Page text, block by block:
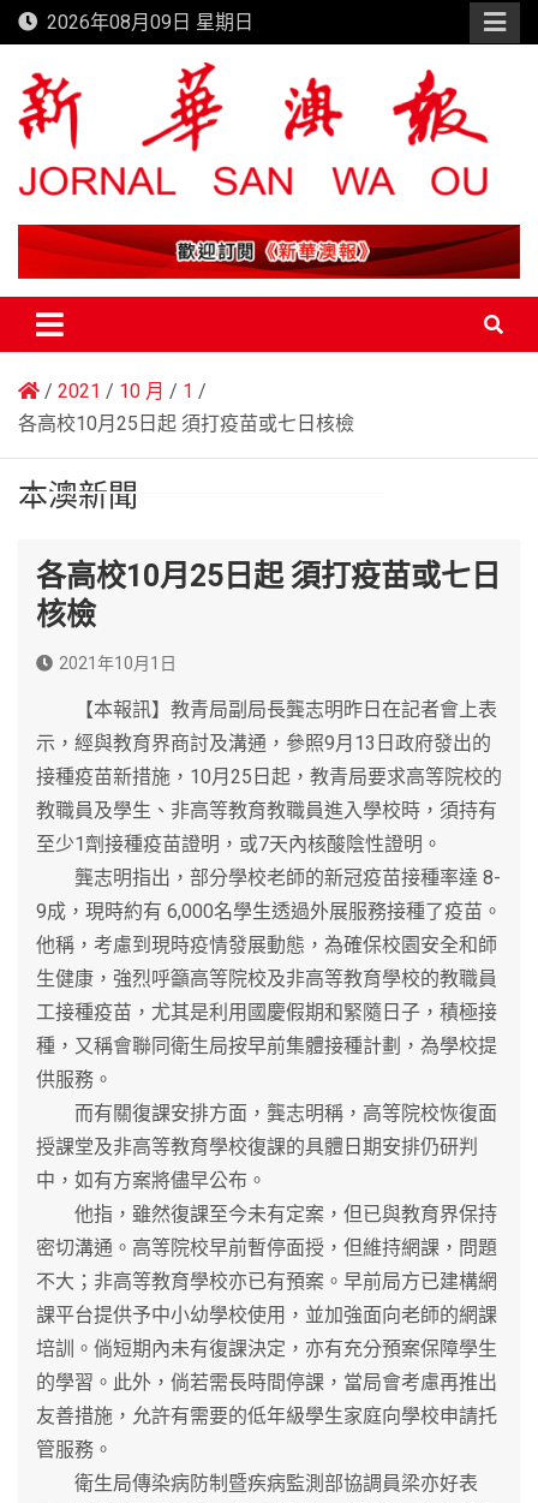
Skip
to
content
2026年08月09日 星期日
新華澳報
2021 10 月
1
各高校10月25日起 須打疫苗或七日核檢
本澳新聞
各高校10月25日起 須打疫苗或七日
核檢
2021年10月1日
【本報訊】教青局副局長龔志明昨日在記者會上表
示，經與教育界商討及溝通，參照9月13日政府發出的
接種疫苗新措施，10月25日起，教青局要求高等院校的
教職員及學生、非高等教育教職員進入學校時，須持有
至少1劑接種疫苗證明，或7天內核酸陰性證明。
龔志明指出，部分學校老師的新冠疫苗接種率達 8-
9成，現時約有 6,000名學生透過外展服務接種了疫苗。
他稱，考慮到現時疫情發展動態，為確保校園安全和師
生健康，強烈呼籲高等院校及非高等教育學校的教職員
工接種疫苗，尤其是利用國慶假期和緊隨日子，積極接
種，又稱會聯同衛生局按早前集體接種計劃，為學校提
供服務。
而有關復課安排方面，龔志明稱，高等院校恢復面
授課堂及非高等教育學校復課的具體日期安排仍研判
中，如有方案將儘早公布。
他指，雖然復課至今未有定案，但已與教育界保持
密切溝通。高等院校早前暫停面授，但維持網課，問題
不大；非高等教育學校亦已有預案。早前局方已建構網
課平台提供予中小幼學校使用，並加強面向老師的網課
培訓。倘短期內未有復課決定，亦有充分預案保障學生
的學習。此外，倘若需長時間停課，當局會考慮再推出
友善措施，允許有需要的低年級學生家庭向學校申請托
管服務。
衛生局傳染病防制暨疾病監測部協調員梁亦好表